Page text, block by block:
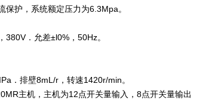
保护，系统额定压力为6.3Mpa。
380V．允差±l0%，50Hz。
．排壁8mL/r，转速1420r/min。
主机，主机为12点开关量输入，8点开关量输出